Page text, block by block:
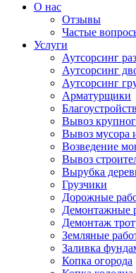
О нас
Отзывы
Частые
Услуги
Аутсорсинг
Аутсорсинг
Аутсорсинг
Арматурщики
Вывоз
Вывоз мусора
Возведение
Вывоз
Вырубка
Грузчики
Дорожные
Демонтажные
Демонтаж
Земляные
Заливка
Копка огорода